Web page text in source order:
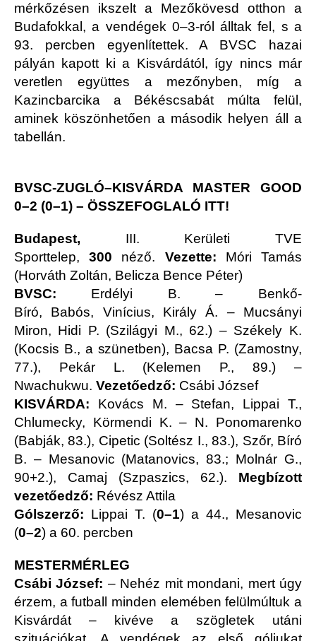
mérkőzésen ikszelt a Mezőkövesd otthon a
Budafokkal, a vendégek 0–3-ról álltak fel, s a
93. percben egyenlítettek. A BVSC hazai
pályán kapott ki a Kisvárdától, így nincs már
veretlen együttes a mezőnyben, míg a
Kazincbarcika a Békéscsabát múlta felül,
aminek köszönhetően a második helyen áll a
tabellán.
BVSC-ZUGLÓ–KISVÁRDA MASTER GOOD
0–2 (0–1) – ÖSSZEFOGLALÓ ITT!
Budapest, III. Kerületi TVE
Sporttelep,300 néző. Vezette: Móri Tamás
(Horváth Zoltán, Belicza Bence Péter)
BVSC: Erdélyi B. – Benkő-
Bíró, Babós, Vinícius, Király Á. – Mucsányi
Miron, Hidi P. (Szilágyi M., 62.) – Székely K.
(Kocsis B., a szünetben), Bacsa P. (Zamostny,
77.), Pekár L. (Kelemen P., 89.) –
Nwachukwu. Vezetőedző: Csábi József
KISVÁRDA: Kovács M. – Stefan, Lippai T.,
Chlumecky, Körmendi K. – N. Ponomarenko
(Babják, 83.), Cipetic (Soltész I., 83.), Szőr, Bíró
B. – Mesanovic (Matanovics, 83.; Molnár G.,
90+2.), Camaj (Szpaszics, 62.). Megbízott
vezetőedző: Révész Attila
Gólszerző: Lippai T. (0–1) a 44., Mesanovic
(0–2) a 60. percben
MESTERMÉRLEG
Csábi József: – Nehéz mit mondani, mert úgy
érzem, a futball minden elemében felülmúltuk a
Kisvárdát – kivéve a szögletek utáni